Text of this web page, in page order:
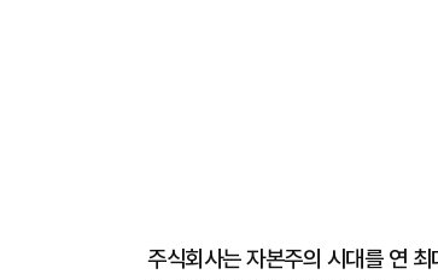
주식회사는 자본주의 시대를 연